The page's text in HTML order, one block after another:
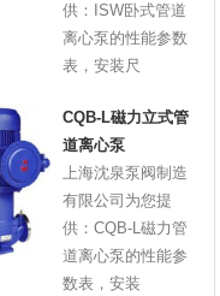
供：ISW卧式管道
离心泵的性能参数
表，安装尺
CQB-L磁力立式管
道离心泵
上海沈泉泵阀制造
有限公司为您提
供：CQB-L磁力管
道离心泵的性能参
数表，安装